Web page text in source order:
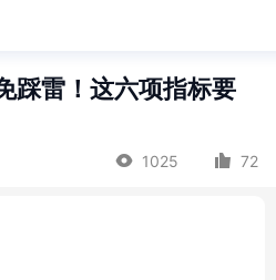
踩雷！这六项指标要
1025 72